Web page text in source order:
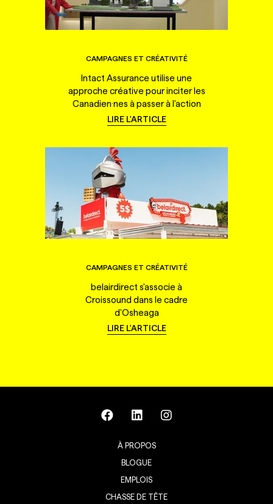
CAMPAGNES ET CRÉATIVITÉ
Intact Assurance utilise une
approche créative pour inciter les
Canadien·nes à passer à l'action
LIRE L'ARTICLE
CAMPAGNES ET CRÉATIVITÉ
belairdirect s'associe à
Croissound dans le cadre
d'Osheaga
LIRE L'ARTICLE
À PROPOS
BLOGUE
EMPLOIS
CHASSE DE TÊTE